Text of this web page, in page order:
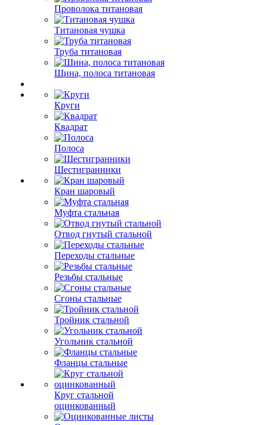
Проволока титановая
Титановая чушка
Труба титановая
Шина, полоса титановая
Круги
Квадрат
Полоса
Шестигранники
Кран шаровый
Муфта стальная
Отвод гнутый стальной
Переходы стальные
Резьбы стальные
Сгоны стальные
Тройник стальной
Угольник стальной
Фланцы стальные
Круг стальной
оцинкованный